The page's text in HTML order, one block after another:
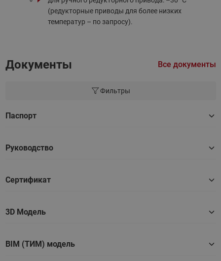
(редукторные приводы для более низких
температур – по запросу).
Документы Все документы
Фильтры
Паспорт
Руководство
Сертификат
3D Модель
BIM (ТИМ) модель